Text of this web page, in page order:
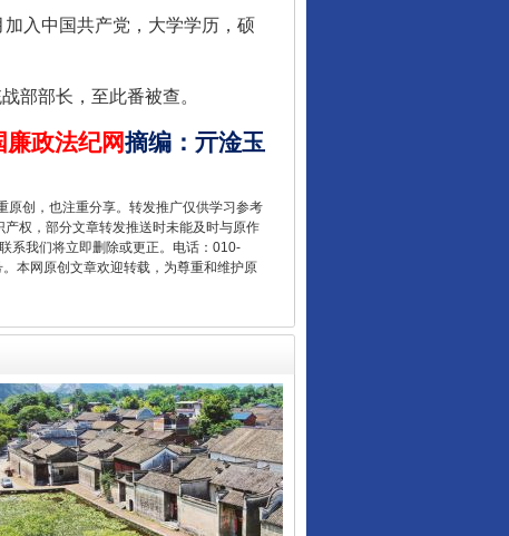
入中国共产党，大学学历，硕
部长，至此番被查。
廉政法纪网摘编 ： 亓淦玉
原创，也注重分享。转发推广仅供学习参考
权，部分文章转发推送时未能及时与原作
系我们将立即删除或更正。电话：010-
本网原创文章欢迎转载，为尊重和维护原
让传统村落焕发生机